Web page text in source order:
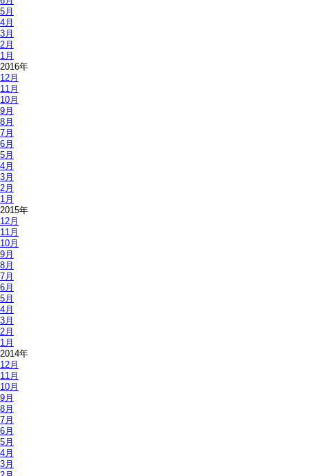
5月
4月
3月
2月
1月
2016年
12月
11月
10月
9月
8月
7月
6月
5月
4月
3月
2月
1月
2015年
12月
11月
10月
9月
8月
7月
6月
5月
4月
3月
2月
1月
2014年
12月
11月
10月
9月
8月
7月
6月
5月
4月
3月